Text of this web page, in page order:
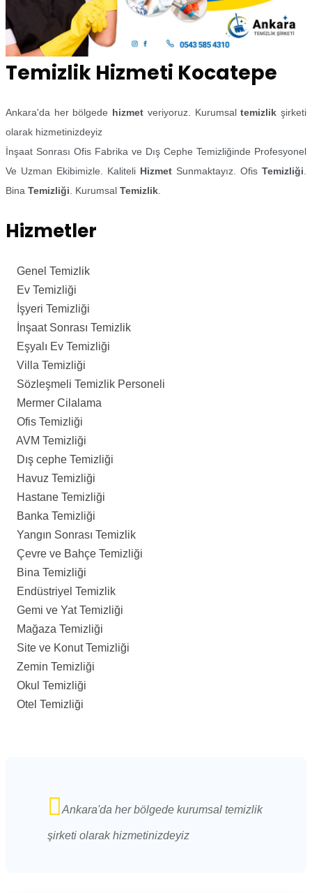
Temizlik Hizmeti Kocatepe
Ankara'da her bölgede hizmet veriyoruz. Kurumsaltemizlik şirketi
olarak hizmetinizdeyiz
İnşaat Sonrası Ofis Fabrika ve Dış Cephe Temizliğinde Profesyonel
Ve Uzman Ekibimizle. Kaliteli Hizmet Sunmaktayız. Ofis Temizliği
Bina Temizliği . Kurumsal Temizlik
Hizmetler
Genel Temizlik
Ev Temizliği
İşyeri Temizliği
İnşaat Sonrası Temizlik
Eşyalı Ev Temizliği
Villa Temizliği
Sözleşmeli Temizlik Personeli
Mermer Cilalama
Ofis Temizliği
AVM Temizliği
Dış cephe Temizliği
Havuz Temizliği
Hastane Temizliği
Banka Temizliği
Yangın Sonrası Temizlik
Çevre ve Bahçe Temizliği
Bina Temizliği
Endüstriyel Temizlik
Gemi ve Yat Temizliği
Mağaza Temizliği
Site ve Konut Temizliği
Zemin Temizliği
Okul Temizliği
Otel Temizliği
Ankara'da her bölgede kurumsal temizlik
şirketi olarak hizmetinizdeyiz